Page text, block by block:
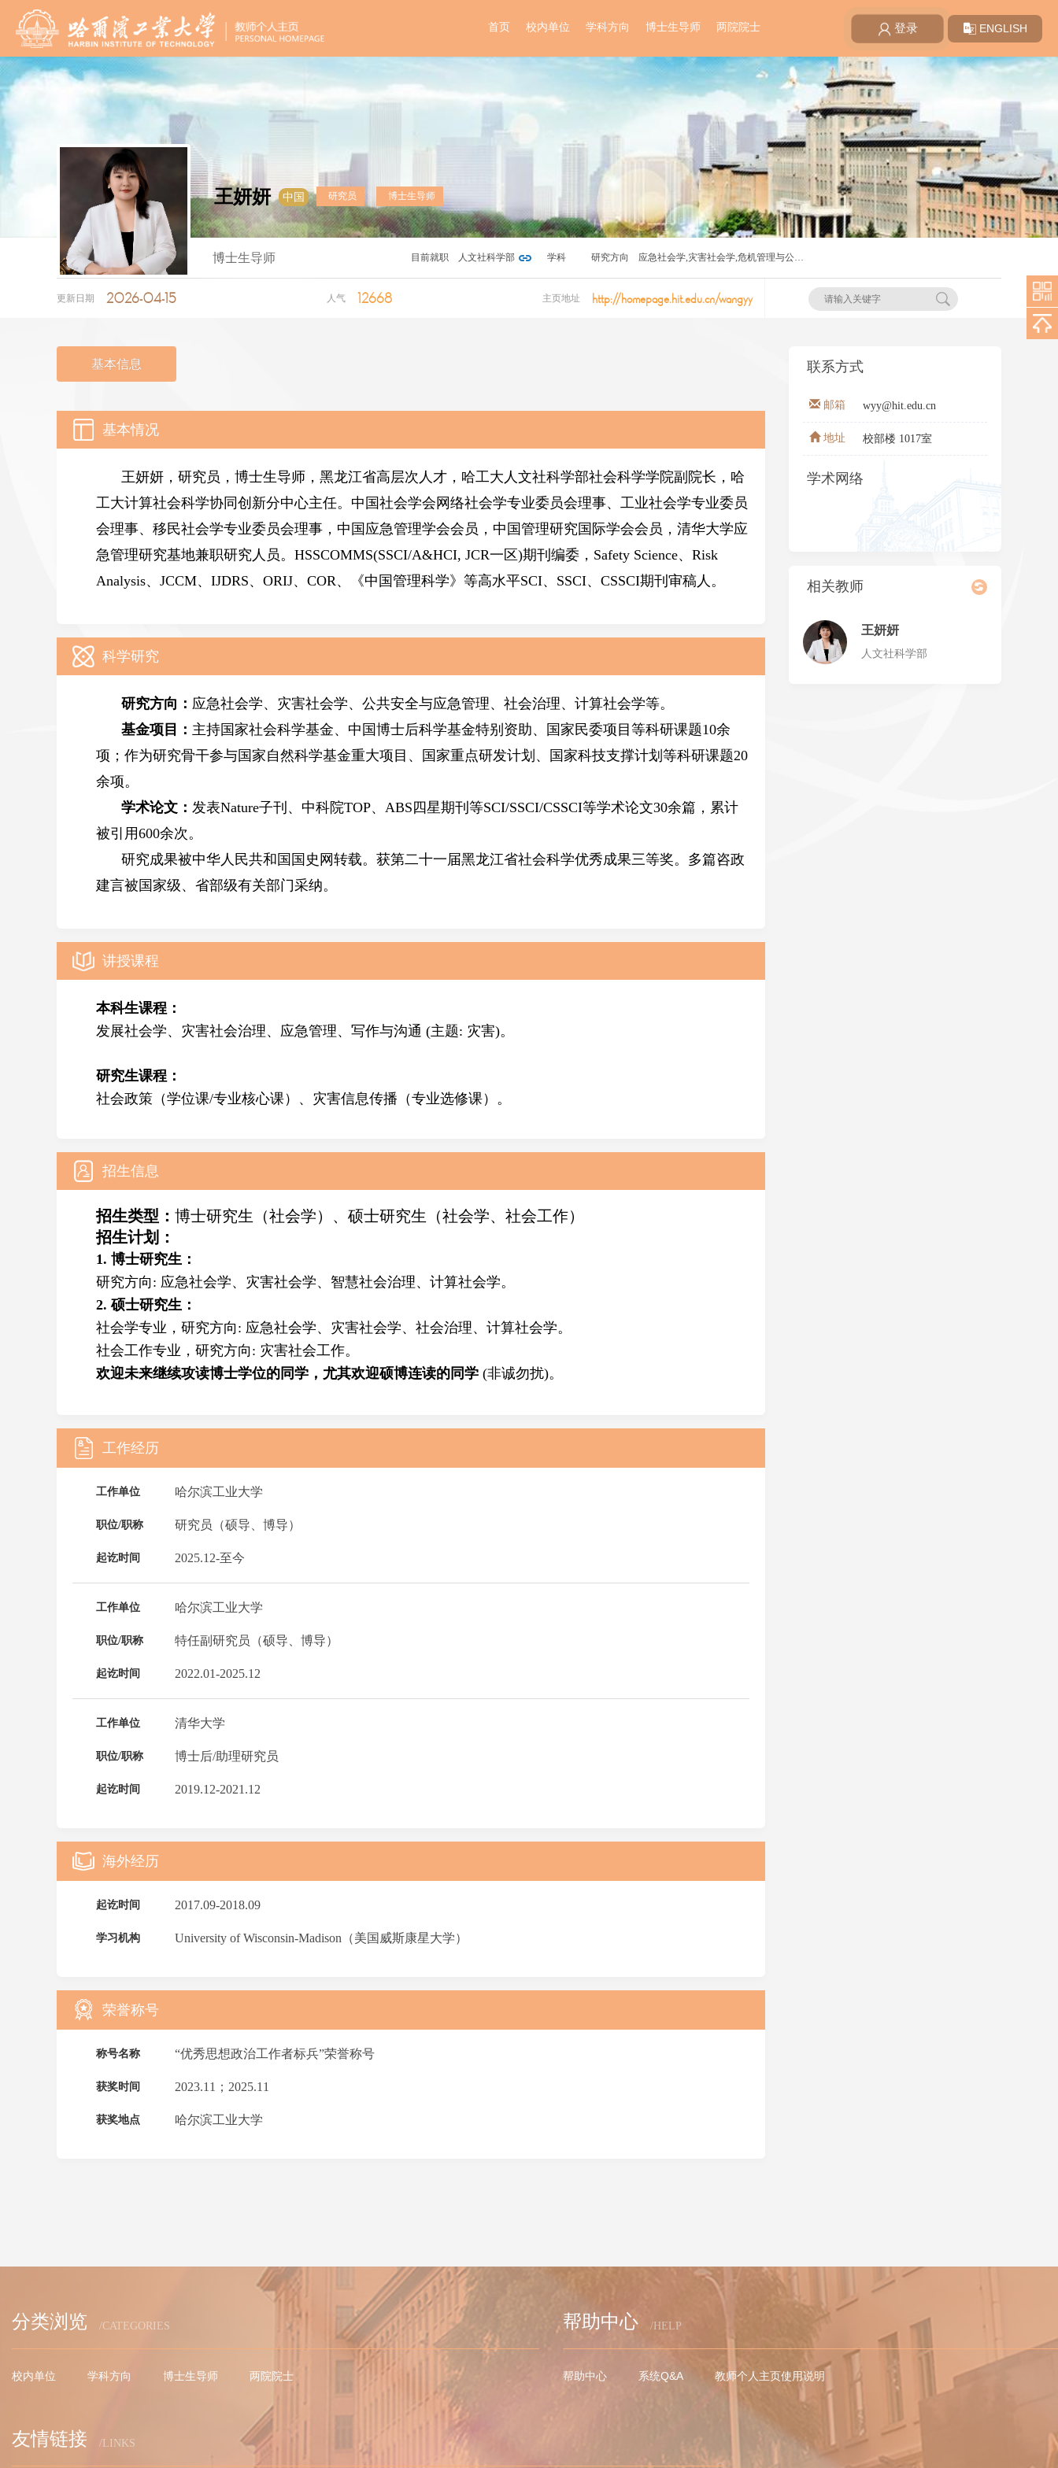
首页 校内单位 学科方向 博士生导师 两院院士 登录 ENGLISH
王妍妍 中国 研究员 博士生导师
博士生导师 目前就职 人文社科学部 学科 研究方向
应急社会学,灾害社会学,危机管理与公共
更新日期 2026-04-15 人气 12668 主页地址 http://homepage.hit.edu.cn/wangyy
基本信息
基本情况
王妍妍，研究员，博士生导师，黑龙江省高层次人才，哈工大人文社科学部社会科学学院副院长，哈
工大计算社会科学协同创新分中心主任。中国社会学会网络社会学专业委员会理事、工业社会学专业委员
会理事、移民社会学专业委员会理事，中国应急管理学会会员，中国管理研究国际学会会员 ， 清华大学应
急管理研究基地兼职研究人员。HSSCOMMS(SSCI/A&HCI, JCR一区)期刊编委，Safety Science、Risk
Analysis、JCCM、IJDRS、ORIJ、COR、《中国管理科学》等高水平SCI、SSCI、CSSCI期刊审稿人。
科学研究
研究方向： 应急社会学、灾害社会学、公共安全与应急管理、社会治理、计算社会学等。
基金项目： 主持国家社会科学基金、中国博士后科学基金特别资助、国家民委项目 等科研课题10余
项；作为研究骨干参与国家自然科学基金重大项目、国家重点研发计划、国家科技支撑计划等科研课题20
余项。
学术论文： 发表Nature子刊 、 中科院TOP、ABS四星期刊 等SCI/SSCI/CSSCI等学术论文30余篇，累计
被引用600余次。
研究成果被中华人民共和国国史网转载。获第二十一届黑龙江省社会科学优秀成果三等奖。 多篇咨政
建言被国家级、省部级有关部门采纳。
讲授课程
本科生课程：
发展社会学、灾害社会治理、应急管理、写作与沟通 (主题: 灾害)。
研究生课程 ：
社会政策（学位课/专业核心课）、灾害信息传播（专业选修课）。
招生信息
招生类型： 博士研究生（社会学）、硕士研究生（社会学、社会工作）
招生计划：
1. 博士研究生：
研究方向: 应急社会学、灾害社会学、智慧社会治理、计算社会学。
2. 硕士研究生：
社会学专业，研究方向: 应急社会学、灾害社会学、社会治理、计算社会学。
社会工作专业， 研究方向: 灾害社会工作。
欢迎未来继续攻读博士学位的同学，尤其欢迎硕博连读的同学 (非诚勿扰)。
工作经历
工作单位 哈尔滨工业大学
职位/职称 研究员（硕导、博导）
起讫时间 2025.12-至今
工作单位 哈尔滨工业大学
职位/职称 特任副研究员（硕导、博导）
起讫时间 2022.01-2025.12
工作单位 清华大学
职位/职称 博士后/助理研究员
起讫时间 2019.12-2021.12
海外经历
起讫时间 2017.09-2018.09
学习机构 University of Wisconsin-Madison（美国威斯康星大学）
荣誉称号
称号名称 “优秀思想政治工作者标兵”荣誉称号
获奖时间 2023.11；2025.11
获奖地点 哈尔滨工业大学
联系方式
邮箱 wyy@hit.edu.cn
地址 校部楼 1017室
学术网络
相关教师
王妍妍
人文社科学部
分类浏览 /CATEGORIES
校内单位 学科方向 博士生导师 两院院士
帮助中心 /HELP
帮助中心 系统Q&A 教师个人主页使用说明
友情链接 /LINKS